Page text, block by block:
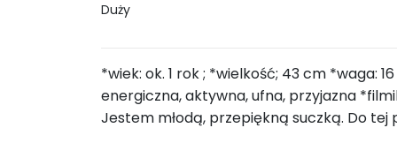
Duży
*wiek: ok. 1 rok ; *wielkość; 43 cm *waga:
energiczna, aktywna, ufna, przyjazna
Jestem młodą, przepiękną suczką. Do tej